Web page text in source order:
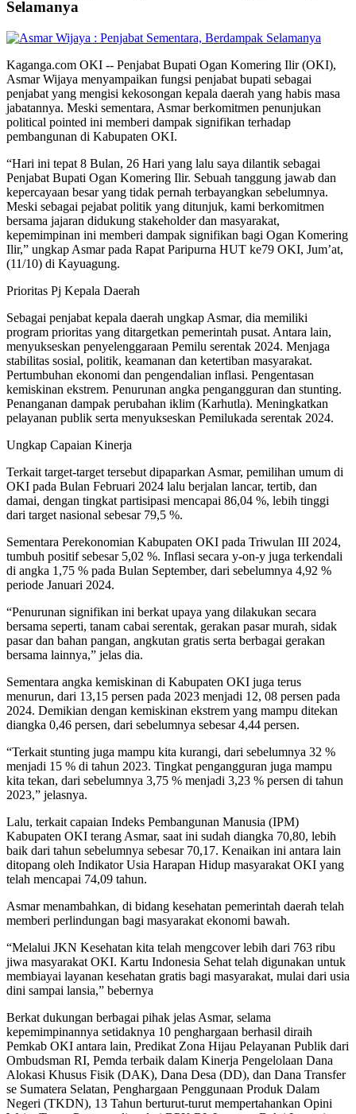
Selamanya
Kaganga.com OKI -- Penjabat Bupati Ogan Komering Ilir (OKI),
Asmar Wijaya menyampaikan fungsi penjabat bupati sebagai
penjabat yang mengisi kekosongan kepala daerah yang habis masa
jabatannya. Meski sementara, Asmar berkomitmen penunjukan
political pointed ini memberi dampak signifikan terhadap
pembangunan di Kabupaten OKI.
“Hari ini tepat 8 Bulan, 26 Hari yang lalu saya dilantik sebagai
Penjabat Bupati Ogan Komering Ilir. Sebuah tanggung jawab dan
kepercayaan besar yang tidak pernah terbayangkan sebelumnya.
Meski sebagai pejabat politik yang ditunjuk, kami berkomitmen
bersama jajaran didukung stakeholder dan masyarakat,
kepemimpinan ini memberi dampak signifikan bagi Ogan Komering
Ilir,” ungkap Asmar pada Rapat Paripurna HUT ke79 OKI, Jum’at,
(11/10) di Kayuagung.
Prioritas Pj Kepala Daerah
Sebagai penjabat kepala daerah ungkap Asmar, dia memiliki
program prioritas yang ditargetkan pemerintah pusat. Antara lain,
menyukseskan penyelenggaraan Pemilu serentak 2024. Menjaga
stabilitas sosial, politik, keamanan dan ketertiban masyarakat.
Pertumbuhan ekonomi dan pengendalian inflasi. Pengentasan
kemiskinan ekstrem. Penurunan angka pengangguran dan stunting.
Penanganan dampak perubahan iklim (Karhutla). Meningkatkan
pelayanan publik serta menyukseskan Pemilukada serentak 2024.
Ungkap Capaian Kinerja
Terkait target-target tersebut dipaparkan Asmar, pemilihan umum di
OKI pada Bulan Februari 2024 lalu berjalan lancar, tertib, dan
damai, dengan tingkat partisipasi mencapai 86,04 %, lebih tinggi
dari target nasional sebesar 79,5 %.
Sementara Perekonomian Kabupaten OKI pada Triwulan III 2024,
tumbuh positif sebesar 5,02 %. Inflasi secara y-on-y juga terkendali
di angka 1,75 % pada Bulan September, dari sebelumnya 4,92 %
periode Januari 2024.
“Penurunan signifikan ini berkat upaya yang dilakukan secara
bersama seperti, tanam cabai serentak, gerakan pasar murah, sidak
pasar dan bahan pangan, angkutan gratis serta berbagai gerakan
bersama lainnya,” jelas dia.
Sementara angka kemiskinan di Kabupaten OKI juga terus
menurun, dari 13,15 persen pada 2023 menjadi 12, 08 persen pada
2024. Demikian dengan kemiskinan ekstrem yang mampu ditekan
diangka 0,46 persen, dari sebelumnya sebesar 4,44 persen.
“Terkait stunting juga mampu kita kurangi, dari sebelumnya 32 %
menjadi 15 % di tahun 2023. Tingkat pengangguran juga mampu
kita tekan, dari sebelumnya 3,75 % menjadi 3,23 % persen di tahun
2023,” jelasnya.
Lalu, terkait capaian Indeks Pembangunan Manusia (IPM)
Kabupaten OKI terang Asmar, saat ini sudah diangka 70,80, lebih
baik dari tahun sebelumnya sebesar 70,17. Kenaikan ini antara lain
ditopang oleh Indikator Usia Harapan Hidup masyarakat OKI yang
telah mencapai 74,09 tahun.
Asmar menambahkan, di bidang kesehatan pemerintah daerah telah
memberi perlindungan bagi masyarakat ekonomi bawah.
“Melalui JKN Kesehatan kita telah mengcover lebih dari 763 ribu
jiwa masyarakat OKI. Kartu Indonesia Sehat telah digunakan untuk
membiayai layanan kesehatan gratis bagi masyarakat, mulai dari usia
dini sampai lansia,” bebernya
Berkat dukungan berbagai pihak jelas Asmar, selama
kepemimpinannya setidaknya 10 penghargaan berhasil diraih
Pemkab OKI antara lain, Predikat Zona Hijau Pelayanan Publik dari
Ombudsman RI, Pemda terbaik dalam Kinerja Pengelolaan Dana
Alokasi Khusus Fisik (DAK), Dana Desa (DD), dan Dana Transfer
se Sumatera Selatan, Penghargaan Penggunaan Produk Dalam
Negeri (TKDN), 13 Tahun berturut-turut mempertahankan Opini